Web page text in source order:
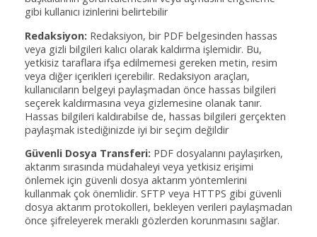
gibi kullanıcı izinlerini belirtebilir
Redaksiyon: Redaksiyon, bir PDF belgesinden hassas
veya gizli bilgileri kalıcı olarak kaldırma işlemidir. Bu,
yetkisiz taraflara ifşa edilmemesi gereken metin, resim
veya diğer içerikleri içerebilir. Redaksiyon araçları,
kullanıcıların belgeyi paylaşmadan önce hassas bilgileri
seçerek kaldırmasına veya gizlemesine olanak tanır.
Hassas bilgileri kaldırabilse de, hassas bilgileri gerçekten
paylaşmak istediğinizde iyi bir seçim değildir
Güvenli Dosya Transferi: PDF dosyalarını paylaşırken,
aktarım sırasında müdahaleyi veya yetkisiz erişimi
önlemek için güvenli dosya aktarım yöntemlerini
kullanmak çok önemlidir. SFTP veya HTTPS gibi güvenli
dosya aktarım protokolleri, bekleyen verileri paylaşmadan
önce şifreleyerek meraklı gözlerden korunmasını sağlar.